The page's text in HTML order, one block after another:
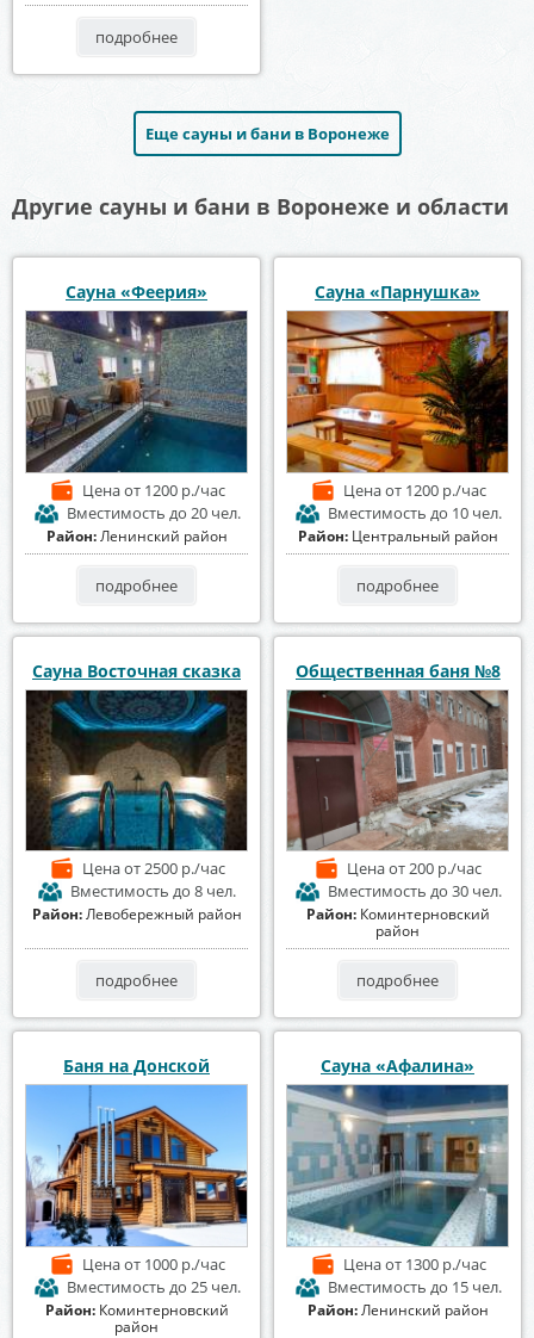
подробнее
Еще сауны и бани в Воронеже
Другие сауны и бани в Воронеже и области
Сауна «Феерия»
Ценаот 1200 р./час
Вместимость до 20 чел.
Район:Ленинский район
подробнее
Сауна «Парнушка»
Ценаот 1200 р./час
Вместимость до 10 чел.
Район: Центральный район
подробнее
Сауна Восточная сказка
Ценаот 2500 р./час
Вместимость до 8 чел.
Район:Левобережный район
подробнее
Общественная баня №8
Ценаот 200 р./час
Вместимость до 30 чел.
Район: Коминтерновский
район
подробнее
Баня на Донской
Ценаот 1000 р./час
Вместимость до 25 чел.
Район: Коминтерновский
район
Сауна «Афалина»
Ценаот 1300 р./час
Вместимость до 15 чел.
Район:Ленинский район